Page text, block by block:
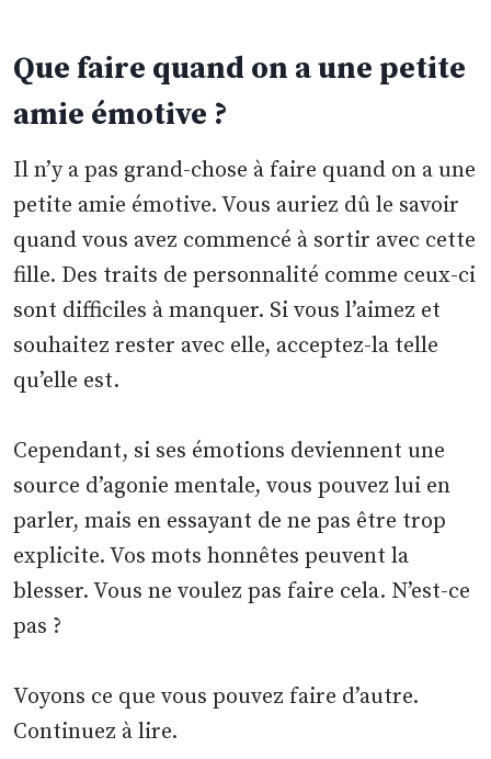
Que faire quand on a une petite
amie émotive ?
Il n’y a pas grand-chose à faire quand on a une
petite amie émotive. Vous auriez dû le savoir
quand vous avez commencé à sortir avec cette
fille. Des traits de personnalité comme ceux-ci
sont difficiles à manquer. Si vous l’aimez et
souhaitez rester avec elle, acceptez-la telle
qu’elle est.
Cependant, si ses émotions deviennent une
source d’agonie mentale, vous pouvez lui en
parler, mais en essayant de ne pas être trop
explicite. Vos mots honnêtes peuvent la
blesser. Vous ne voulez pas faire cela. N’est-ce
pas ?
Voyons ce que vous pouvez faire d’autre.
Continuez à lire.